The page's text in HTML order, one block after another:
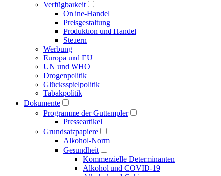
Verfügbarkeit
Online-Handel
Preisgestaltung
Produktion und Handel
Steuern
Werbung
Europa und EU
UN und WHO
Drogenpolitik
Glücksspielpolitik
Tabakpolitik
Dokumente
Programme der Guttempler
Presse­artikel
Grundsatzpapiere
Alkohol-Norm
Gesundheit
Kommerzielle Determinanten
Alkohol und COVID-19